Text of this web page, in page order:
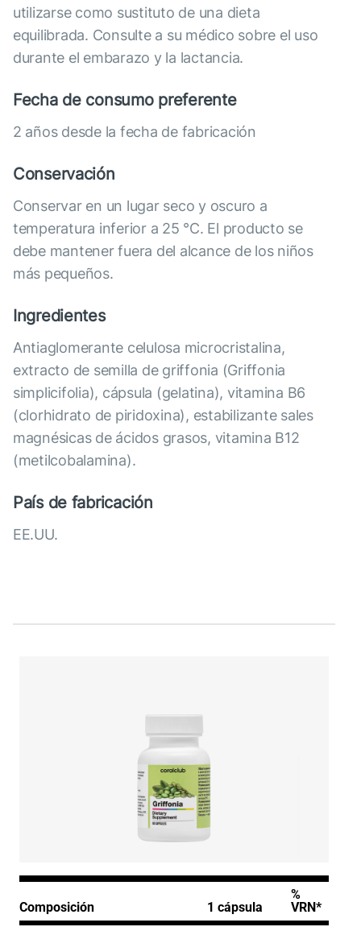
utilizarse como sustituto de una dieta
equilibrada. Consulte a su médico sobre el uso
durante el embarazo y la lactancia.
Fecha de consumo preferente
2 años desde la fecha de fabricación
Conservación
Conservar en un lugar seco y oscuro a
temperatura inferior a 25 °C. El producto se
debe mantener fuera del alcance de los niños
más pequeños.
Ingredientes
Antiaglomerante celulosa microcristalina,
extracto de semilla de griffonia (Griffonia
simplicifolia), cápsula (gelatina), vitamina B6
(clorhidrato de piridoxina), estabilizante sales
magnésicas de ácidos grasos, vitamina B12
(metilcobalamina).
País de fabricación
EE.UU.
Composición 1 cápsula
%
VRN*